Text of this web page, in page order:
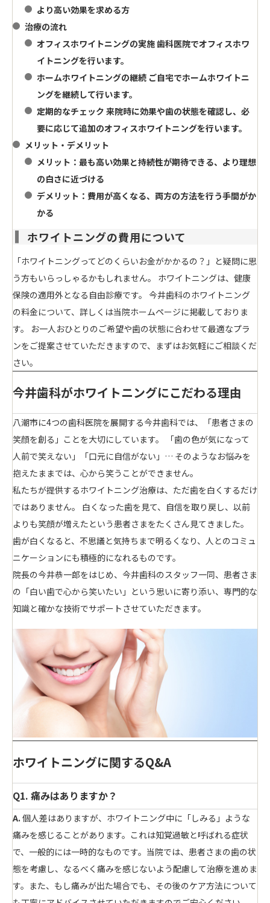
より高い効果を求める方
治療の流れ
オフィスホワイトニングの実施歯科医院でオフィスホワ
イトニングを行います。
ホームホワイトニングの継続 ご自宅でホームホワイトニ
ングを継続して行います。
定期的なチェック 来院時に効果や歯の状態を確認し、必
要に応じて追加のオフィスホワイトニングを行います。
メリット・デメリット
メリット ：最も高い効果と持続性が期待できる、より理想
の白さに近づける
デメリット ：費用が高くなる、両方の方法を行う手間がか
かる
ホワイトニングの費用について
「ホワイトニングってどのくらいお金がかかるの？」と疑問に思
う方もいらっしゃるかもしれません。 ホワイトニングは、健康
保険の適用外となる自由診療です。 今井歯科のホワイトニング
の料金について、詳しくは当院ホームページに掲載しておりま
す。 お一人おひとりのご希望や歯の状態に合わせて最適なプラ
ンをご提案させていただきますので、まずはお気軽にご相談くだ
さい。
今井歯科がホワイトニングにこだわる理由
八潮市に4つの歯科医院を展開する今井歯科では、「患者さまの
笑顔を創る」ことを大切にしています。 「歯の色が気になって
人前で笑えない」「口元に自信がない」… そのようなお悩みを
抱えたままでは、心から笑うことができません。
私たちが提供するホワイトニング治療は、ただ歯を白くするだけ
ではありません。 白くなった歯を見て、自信を取り戻し、以前
よりも笑顔が増えたという患者さまをたくさん見てきました。
歯が白くなると、不思議と気持ちまで明るくなり、人とのコミュ
ニケーションにも積極的になれるものです。
院長の今井恭一郎をはじめ、今井歯科のスタッフ一同、患者さま
の「白い歯で心から笑いたい」という思いに寄り添い、専門的な
知識と確かな技術でサポートさせていただきます。
ホワイトニングに関するQ&A
Q1. 痛みはありますか？
A. 個人差はありますが、ホワイトニング中に「しみる」ような
痛みを感じることがあります。これは知覚過敏と呼ばれる症状
で、一般的には一時的なものです。当院では、患者さまの歯の状
態を考慮し、なるべく痛みを感じないよう配慮して治療を進めま
す。また、もし痛みが出た場合でも、その後のケア方法について